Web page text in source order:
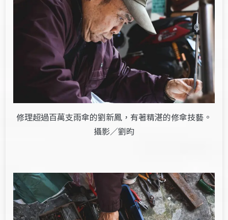
修理超過百萬支雨傘的劉新鳳，有著精湛的修傘技藝。
攝影／劉昀